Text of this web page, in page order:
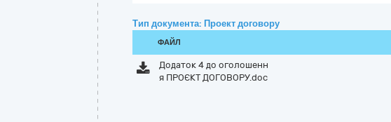
Тип документа: Проект договору
ФАЙЛ
Додаток 4 до оголошенн
я ПРОЄКТ ДОГОВОРУ.doc